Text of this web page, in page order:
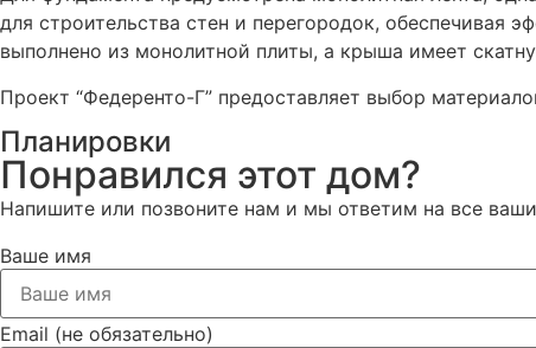
для строительства стен и перегородок,
выполнено из монолитной плиты, а крыша имеет
Проект “Федеренто-Г” предоставляет выбор
Планировки
Понравился этот дом?
Напишите или позвоните нам и мы ответим на все
Ваше имя
Email (не обязательно)